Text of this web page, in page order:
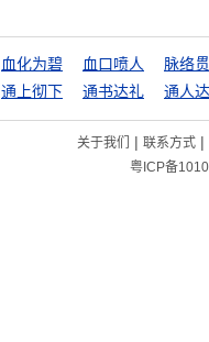
血化为碧 血口喷人
脉络
通上彻下 通书达礼 通人
关于我们 | 联系方式|
粤ICP备